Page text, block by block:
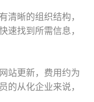
清晰的组织结构，
速找到所需信息，
站更新，费用约为
的从化企业来说，